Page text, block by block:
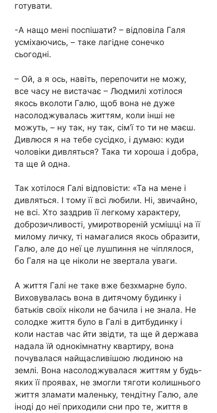
готувати.
-А нащо мені поспішати? – відповіла Галя
усміхаючись, – таке лагідне сонечко
сьогодні.
– Ой, а я ось, навіть, перепочити не можу,
все часу не вистачає – Людмилі хотілося
якось вколоти Галю, щоб вона не дуже
насолоджувалась життям, коли інші не
можуть, – ну так, ну так, сім’ї то ти не маєш.
Дивлюся я на тебе сусідко, і думаю: куди
чоловіки дивляться? Така ти хороша і добра,
та ще й одна.
Так хотілося Галі відповісти: «Та на мене і
дивляться. І тому її всі любили. Ні, звичайно,
не всі. Хто заздрив її легкому характеру,
доброзичливості, умиротвореній усмішці на її
милому личку, ті намагалися якось образити,
Галю, але до неї це лушпиння не чіплялося,
бо Галя на це ніколи не звертала уваги.
А життя Галі не таке вже безхмарне було.
Виховувалась вона в дитячому будинку і
батьків своїх ніколи не бачила і не знала. Не
солодке життя було в Галі в дитбудинку і
коли настав час йти звідти, та ще й держава
надала їй однокімнатну квартиру, вона
почувалася найщасливішою людиною на
землі. Вона насолоджувалася життям у будь-
яких її проявах, не змогли тяготи колишнього
життя зламати маленьку, тендітну Галю, але
іноді до неї приходили сни про те, життя в